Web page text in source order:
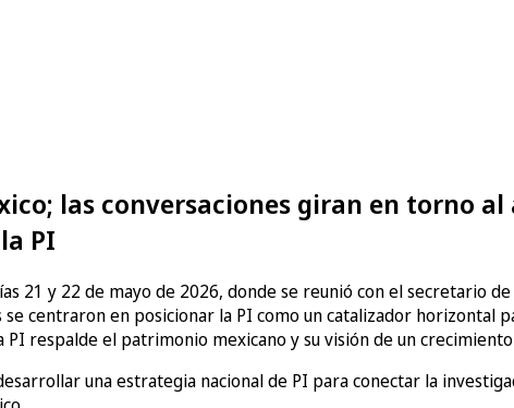
las conversaciones giran en torno
PI
21 y 22 de mayo de 2026, donde se reunió con el secretario
centraron en posicionar la PI como un catalizador horizontal
respalde el patrimonio mexicano y su visión de un
una estrategia nacional de PI para conectar la